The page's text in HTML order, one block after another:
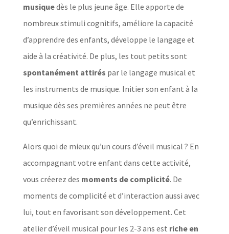
musiquedès le plus jeune âge. Elle apporte de
nombreux stimuli cognitifs, améliore la capacité
d’apprendre des enfants, développe le langage et
aide à la créativité. De plus, les tout petits sont
spontanément attirés par le langage musical et
les instruments de musique. Initier son enfant à la
musique dès ses premières années ne peut être
qu’enrichissant.
Alors quoi de mieux qu’un cours d’éveil musical ? En
accompagnant votre enfant dans cette activité,
vous créerez des moments de complicité. De
moments de complicité et d’interaction aussi avec
lui, tout en favorisant son développement. Cet
atelier d’éveil musical pour les 2-3 ans est riche en